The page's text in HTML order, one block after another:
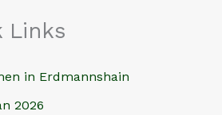
Links
in Erdmannshain
2026